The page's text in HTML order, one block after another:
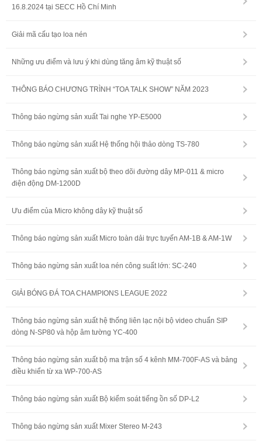
16.8.2024 tại SECC Hồ Chí Minh
Giải mã cấu tạo loa nén
Những ưu điểm và lưu ý khi dùng tăng âm kỹ thuật số
THÔNG BÁO CHƯƠNG TRÌNH “TOA TALK SHOW” NĂM 2023
Thông báo ngừng sản xuất Tai nghe YP-E5000
Thông báo ngừng sản xuất Hệ thống hội thảo dòng TS-780
Thông báo ngừng sản xuất bộ theo dõi đường dây MP-011 & micro
điện động DM-1200D
Ưu điểm của Micro không dây kỹ thuật số
Thông báo ngừng sản xuất Micro toàn dải trực tuyến AM-1B & AM-1W
Thông báo ngừng sản xuất loa nén công suất lớn: SC-240
GIẢI BÓNG ĐÁ TOA CHAMPIONS LEAGUE 2022
Thông báo ngừng sản xuất hệ thống liên lạc nội bộ video chuẩn SIP
dòng N-SP80 và hộp âm tường YC-400
Thông báo ngừng sản xuất bộ ma trận số 4 kênh MM-700F-AS và bảng
điều khiển từ xa WP-700-AS
Thông báo ngừng sản xuất Bộ kiểm soát tiếng ồn số DP-L2
Thông báo ngừng sản xuất Mixer Stereo M-243